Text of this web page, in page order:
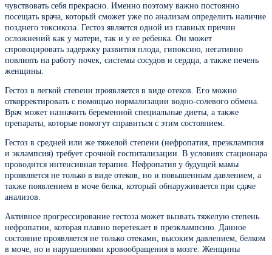
чувствовать себя прекрасно. Именно поэтому важно постоянно
посещать врача, который сможет уже по анализам определить наличие
позднего токсикоза. Гестоз является одной из главных причин
осложнений как у матери, так и у ее ребенка. Он может
спровоцировать задержку развития плода, гипоксию, негативно
повлиять на работу почек, системы сосудов и сердца, а также печень
женщины.
Гестоз в легкой степени проявляется в виде отеков. Его можно
откорректировать с помощью нормализации водно-солевого обмена.
Врач может назначить беременной специальные диеты, а также
препараты, которые помогут справиться с этим состоянием.
Гестоз в средней или же тяжелой степени (нефропатия, преэклампсия
и эклампсия) требует срочной госпитализации. В условиях стационара
проводится интенсивная терапия. Нефропатия у будущей мамы
проявляется не только в виде отеков, но и повышенным давлением, а
также появлением в моче белка, который обнаруживается при сдаче
анализов.
Активное прогрессирование гестоза может вызвать тяжелую степень
нефропатии, которая плавно перетекает в преэклампсию. Данное
состояние проявляется не только отеками, высоким давлением, белком
в моче, но и нарушениями кровообращения в мозге. Женщины